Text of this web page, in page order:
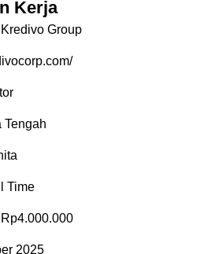
Kerja
Kredivo Group
Tengah
Time
4.000.000
2025